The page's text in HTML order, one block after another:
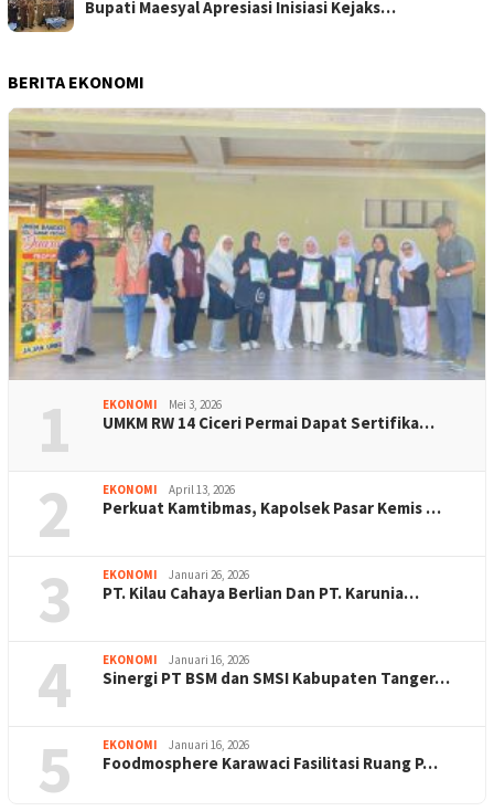
Bupati Maesyal Apresiasi Inisiasi Kejaks…
BERITA EKONOMI
1 EKONOMI Mei 3, 2026
UMKM RW 14 Ciceri Permai Dapat Sertifika…
2 EKONOMI April 13, 2026
Perkuat Kamtibmas, Kapolsek Pasar Kemis …
3 EKONOMI Januari 26, 2026
PT. Kilau Cahaya Berlian Dan PT. Karunia…
4 EKONOMI Januari 16, 2026
Sinergi PT BSM dan SMSI Kabupaten Tanger…
5 EKONOMI Januari 16, 2026
Foodmosphere Karawaci Fasilitasi Ruang P…